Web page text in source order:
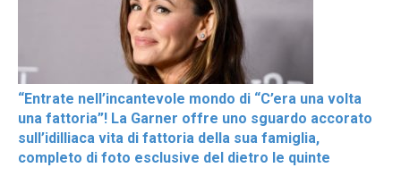
“Entrate nell’incantevole mondo di “C’era una volta
una fattoria”! La Garner offre uno sguardo accorato
sull’idilliaca vita di fattoria della sua famiglia,
completo di foto esclusive del dietro le quinte